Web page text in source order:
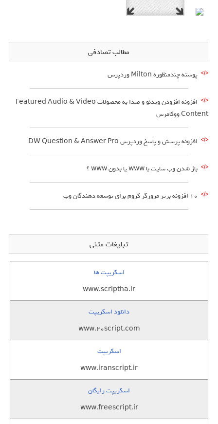
مطالب تصادفی
پوسته چندمنظوره Milton وردپرس
افزونه افزودن ویدئو و صدا به محصولات Featured Audio & Video
Content ووکامرس
افزونه پرسش و پاسخ وردپرس DW Question & Answer Pro
باز شدن وب سایت با www یا بدون www ؟
۱۰ افزونه برتر مرورگر کروم برای توسعه دهندگان وب
تبلیغات متنی
اسکریپت ها
www.scriptha.ir
دانلود اسکریپت
www.20script.com
اسکریپت
www.iranscript.ir
اسکریپت رایگان
www.freescript.ir